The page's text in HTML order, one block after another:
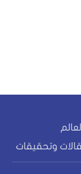
وتحقيقات